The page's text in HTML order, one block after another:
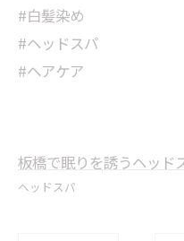
#白髪染め
#ヘッドスパ
#ヘアケア
板橋で眠りを誘うヘッド
ヘッドスパ